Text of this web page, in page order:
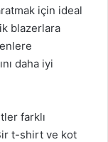
için ideal
blazerlara
daha iyi
farklı
t-shirt ve kot